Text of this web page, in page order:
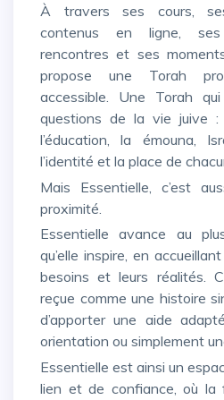
À travers ses cours, ses conférences, ses
contenus en ligne,
rencontres et ses
propose une Torah
accessible. Une Torah
questions de la vie juive :
l’éducation, la émouna,
l’identité et la place de
Mais Essentielle, c’est aussi une présence de
proximité.
Essentielle avance au plus près des femmes
qu’elle inspire, en
besoins et leurs réalités.
reçue comme une histoire
d’apporter une aide
orientation ou simplement
Essentielle est ainsi un espace de transmission, de
lien et de confiance, où la